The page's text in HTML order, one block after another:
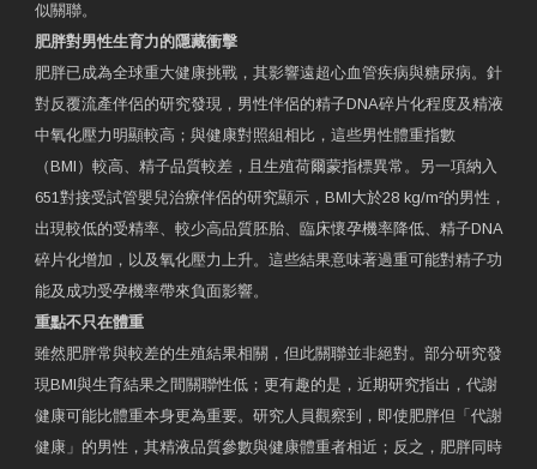
似關聯。
肥胖對男性生育力的隱藏衝擊
肥胖已成為全球重大健康挑戰，其影響遠超心血管疾病與糖尿病。針
對反覆流產伴侶的研究發現，男性伴侶的精子DNA碎片化程度及精液
中氧化壓力明顯較高；與健康對照組相比，這些男性體重指數
（BMI）較高、精子品質較差，且生殖荷爾蒙指標異常。另一項納入
651對接受試管嬰兒治療伴侶的研究顯示，BMI大於28 kg/m²的男性，
出現較低的受精率、較少高品質胚胎、臨床懷孕機率降低、精子DNA
碎片化增加，以及氧化壓力上升。這些結果意味著過重可能對精子功
能及成功受孕機率帶來負面影響。
重點不只在體重
雖然肥胖常與較差的生殖結果相關，但此關聯並非絕對。部分研究發
現BMI與生育結果之間關聯性低；更有趣的是，近期研究指出，代謝
健康可能比體重本身更為重要。研究人員觀察到，即使肥胖但「代謝
健康」的男性，其精液品質參數與健康體重者相近；反之，肥胖同時